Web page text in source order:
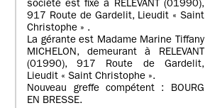
société est fixé à RELEVANT (01990),
917 Route de Gardelit, Lieudit « Saint
Christophe » .
La gérante est Madame Marine Tiffany
MICHELON, demeurant à RELEVANT
(01990), 917 Route de Gardelit,
Lieudit « Saint Christophe ».
Nouveau greffe compétent : BOURG
EN BRESSE.